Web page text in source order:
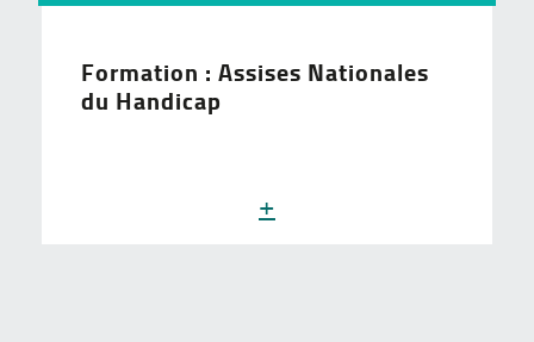
Formation : Assises Nationales
du Handicap
+